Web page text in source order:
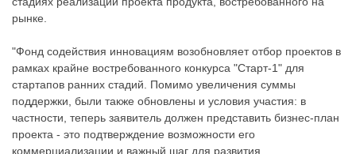
рынке.
"Фонд содействия инновациям возобновляет отбор проектов в
рамках крайне востребованного конкурса "Старт-1" для
стартапов ранних стадий. Помимо увеличения суммы
поддержки, были также обновлены и условия участия: в
частности, теперь заявитель должен представить бизнес-план
проекта - это подтверждение возможности его
коммерциализации и важный шаг для развития